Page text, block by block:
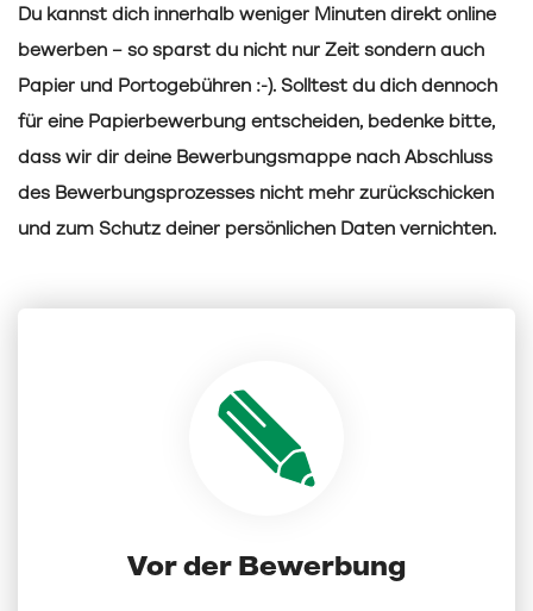
Du kannst dich innerhalb weniger Minuten direkt online
bewerben – so sparst du nicht nur Zeit sondern auch
Papier und Portogebühren :-). Solltest du dich dennoch
für eine Papierbewerbung entscheiden, bedenke bitte,
dass wir dir deine Bewerbungsmappe nach Abschluss
des Bewerbungsprozesses nicht mehr zurückschicken
und zum Schutz deiner persönlichen Daten vernichten.
Vor der Bewerbung